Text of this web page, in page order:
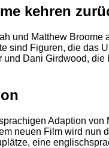
kehren
und Matthew
sind Figuren, die das
Dani Girdwood,
Adaption
neuen Film wird
eine